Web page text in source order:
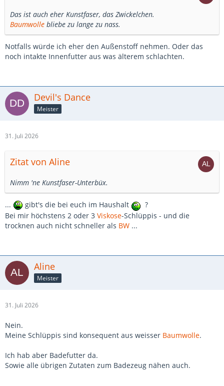
Das ist auch eher Kunstfaser, das Zwickelchen.
Baumwolle bliebe zu lange zu nass.
Notfalls würde ich eher den Außenstoff nehmen. Oder das
noch intakte Innenfutter aus was älterem schlachten.
Devil's Dance
Meister
31. Juli 2026
Zitat von Aline
Nimm 'ne Kunstfaser-Unterbüx.
... gibt's die bei euch im Haushalt
?
Bei mir höchstens 2 oder 3 Viskose-Schlüppis - und die
trocknen auch nicht schneller als BW ...
Aline
Meister
31. Juli 2026
Nein.
Meine Schlüppis sind konsequent aus weisser Baumwolle.
Ich hab aber Badefutter da.
Sowie alle übrigen Zutaten zum Badezeug nähen auch.